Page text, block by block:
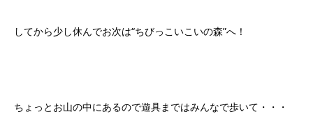
してから少し休んでお次は“ちびっこいこいの森”へ！
ちょっとお山の中にあるので遊具まではみんなで歩いて・・・